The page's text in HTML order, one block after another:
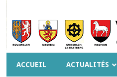
ACCUEIL ACTUALITÉS